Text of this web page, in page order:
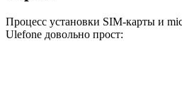
Процесс установки SIM-карты и
Ulefone довольно прост: